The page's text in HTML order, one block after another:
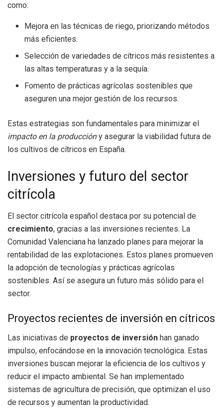
como:
Mejora en las técnicas de riego, priorizando métodos
más eficientes.
Selección de variedades de cítricos más resistentes a
las altas temperaturas y a la sequía.
Fomento de prácticas agrícolas sostenibles que
aseguren una mejor gestión de los recursos.
Estas estrategias son fundamentales para minimizar el
impacto en la produccióny asegurar la viabilidad futura de
los cultivos de cítricos en España.
Inversiones y futuro del sector
citrícola
El sector citrícola español destaca por su potencial de
crecimiento, gracias a las inversiones recientes. La
Comunidad Valenciana ha lanzado planes para mejorar la
rentabilidad de las explotaciones. Estos planes promueven
la adopción de tecnologías y prácticas agrícolas
sostenibles. Así se asegura un futuro más sólido para el
sector.
Proyectos recientes de inversión en cítricos
Las iniciativas de proyectos de inversión han ganado
impulso, enfocándose en la innovación tecnológica. Estas
inversiones buscan mejorar la eficiencia de los cultivos y
reducir el impacto ambiental. Se han implementado
sistemas de agricultura de precisión, que optimizan el uso
de recursos y aumentan la productividad.